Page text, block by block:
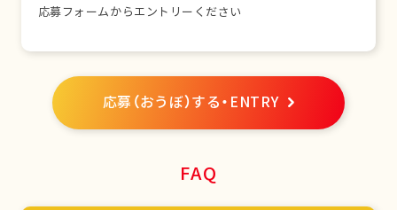
応募フォームからエントリーください
応募（おうぼ）する・ENTRY
FAQ